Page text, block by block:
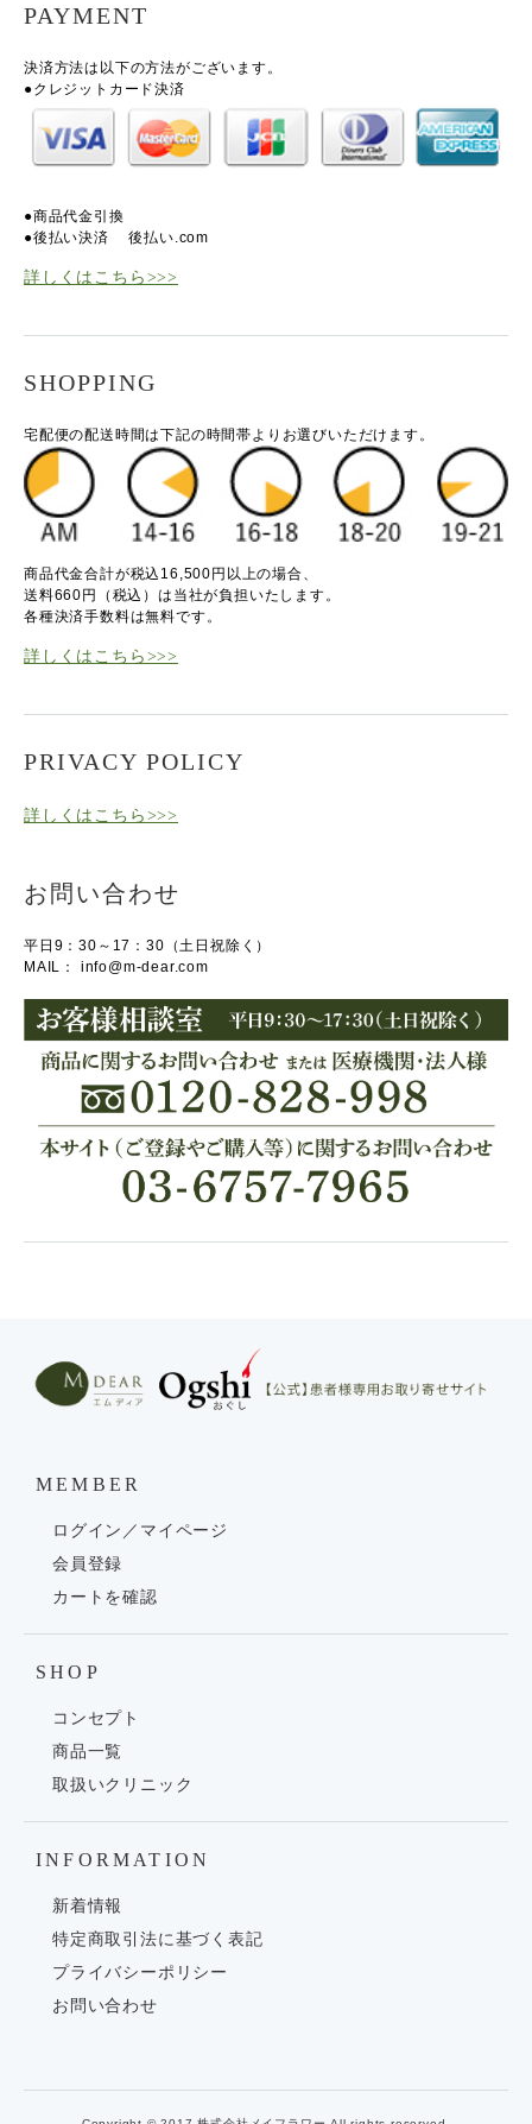
PAYMENT
決済方法は以下の方法がございます。
●クレジットカード決済
●商品代金引換
●後払い決済後払い.com
詳しくはこちら>>>
SHOPPING
宅配便の配送時間は下記の時間帯よりお選びいただけます。
商品代金合計が税込16,500円以上の場合、
送料660円（税込）は当社が負担いたします。
各種決済手数料は無料です。
詳しくはこちら>>>
PRIVACY POLICY
詳しくはこちら>>>
お問い合わせ
平日9：30～17：30（土日祝除く）
MAIL： info@m-dear.com
MEMBER
ログイン／マイページ
会員登録
カートを確認
SHOP
コンセプト
商品一覧
取扱いクリニック
INFORMATION
新着情報
特定商取引法に基づく表記
プライバシーポリシー
お問い合わせ